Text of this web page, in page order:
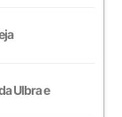
Ulbra e